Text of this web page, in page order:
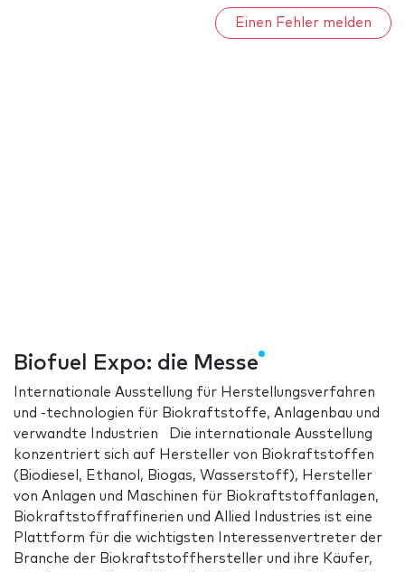
Einen Fehler melden
Biofuel Expo: die Messe
Internationale Ausstellung für Herstellungsverfahren
und -technologien für Biokraftstoffe, Anlagenbau und
verwandte Industrien Die internationale Ausstellung
konzentriert sich auf Hersteller von Biokraftstoffen
(Biodiesel, Ethanol, Biogas, Wasserstoff), Hersteller
von Anlagen und Maschinen für Biokraftstoffanlagen,
Biokraftstoffraffinerien und Allied Industries ist eine
Plattform für die wichtigsten Interessenvertreter der
Branche der Biokraftstoffhersteller und ihre Käufer,